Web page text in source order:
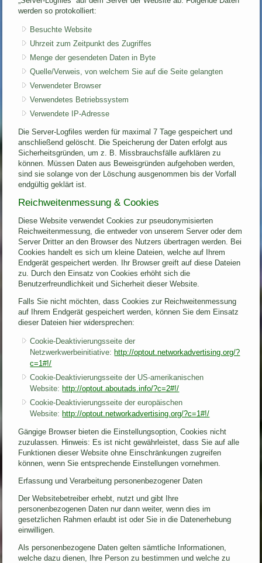
werden so protokolliert:
Besuchte Website
Uhrzeit zum Zeitpunkt des Zugriffes
Menge der gesendeten Daten in Byte
Quelle/Verweis, von welchem Sie auf die Seite gelangten
Verwendeter Browser
Verwendetes Betriebssystem
Verwendete IP-Adresse
Die Server-Logfiles werden für maximal 7 Tage gespeichert und
anschließend gelöscht. Die Speicherung der Daten erfolgt aus
Sicherheitsgründen, um z. B. Missbrauchsfälle aufklären zu
können. Müssen Daten aus Beweisgründen aufgehoben werden,
sind sie solange von der Löschung ausgenommen bis der Vorfall
endgültig geklärt ist.
Reichweitenmessung & Cookies
Diese Website verwendet Cookies zur pseudonymisierten
Reichweitenmessung, die entweder von unserem Server oder dem
Server Dritter an den Browser des Nutzers übertragen werden. Bei
Cookies handelt es sich um kleine Dateien, welche auf Ihrem
Endgerät gespeichert werden. Ihr Browser greift auf diese Dateien
zu. Durch den Einsatz von Cookies erhöht sich die
Benutzerfreundlichkeit und Sicherheit dieser Website.
Falls Sie nicht möchten, dass Cookies zur Reichweitenmessung
auf Ihrem Endgerät gespeichert werden, können Sie dem Einsatz
dieser Dateien hier widersprechen:
Cookie-Deaktivierungsseite der
Netzwerkwerbeinitiative: http://optout.networkadvertising.org/?
c=1#!/
Cookie-Deaktivierungsseite der US-amerikanischen
Website: http://optout.aboutads.info/?c=2#!/
Cookie-Deaktivierungsseite der europäischen
Website: http://optout.networkadvertising.org/?c=1#!/
Gängige Browser bieten die Einstellungsoption, Cookies nicht
zuzulassen. Hinweis: Es ist nicht gewährleistet, dass Sie auf alle
Funktionen dieser Website ohne Einschränkungen zugreifen
können, wenn Sie entsprechende Einstellungen vornehmen.
Erfassung und Verarbeitung personenbezogener Daten
Der Websitebetreiber erhebt, nutzt und gibt Ihre
personenbezogenen Daten nur dann weiter, wenn dies im
gesetzlichen Rahmen erlaubt ist oder Sie in die Datenerhebung
einwilligen.
Als personenbezogene Daten gelten sämtliche Informationen,
welche dazu dienen, Ihre Person zu bestimmen und welche zu